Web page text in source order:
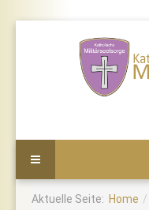
Aktuelle Seite: Home